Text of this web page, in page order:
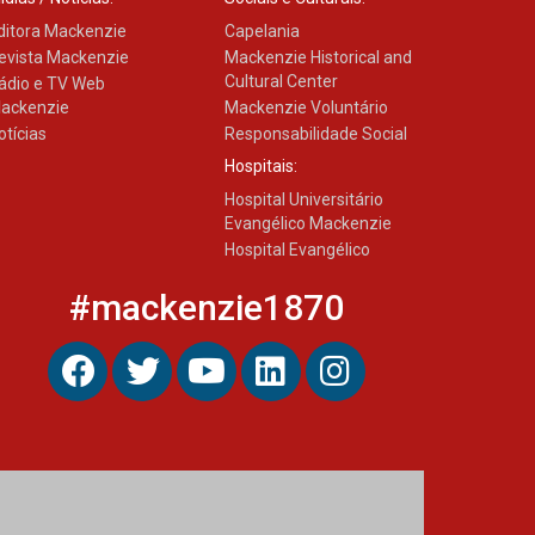
Mackenzie
Mackenzie
e TV Web
Capelania
Mackenzie Historical and
Cultural Center
Mackenzie Voluntário
Responsabilidade Social
Hospitais:
Hospital Universitário
Evangélico Mackenzie
Hospital Evangélico
#mackenzie1870